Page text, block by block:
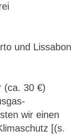
und Lissabon
(ca. 30 €)
wir einen
[(s.